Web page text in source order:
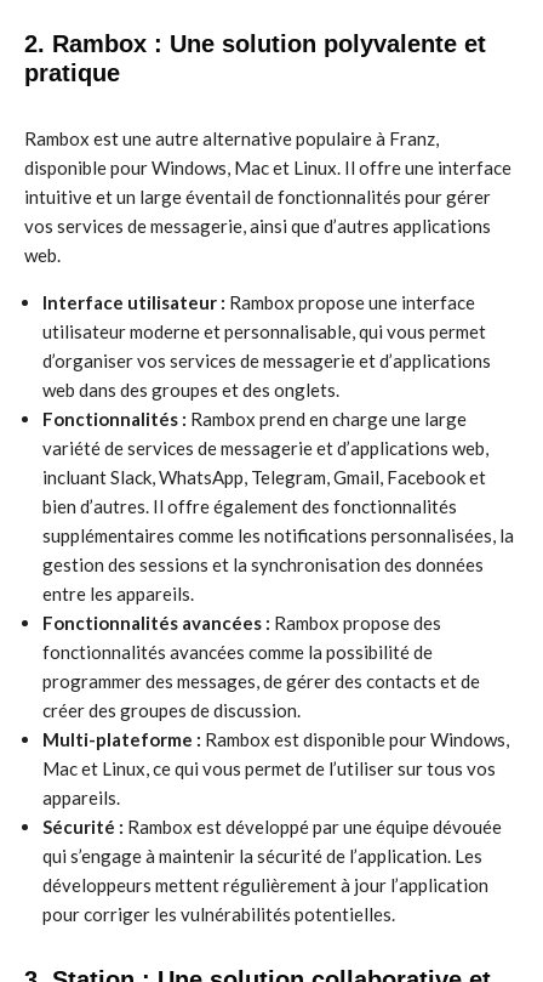
2. Rambox : Une solution polyvalente et
pratique
Rambox est une autre alternative populaire à Franz,
disponible pour Windows, Mac et Linux. Il offre une interface
intuitive et un large éventail de fonctionnalités pour gérer
vos services de messagerie, ainsi que d’autres applications
web.
Interface utilisateur : Rambox propose une interface
utilisateur moderne et personnalisable, qui vous permet
d’organiser vos services de messagerie et d’applications
web dans des groupes et des onglets.
Fonctionnalités : Rambox prend en charge une large
variété de services de messagerie et d’applications web,
incluant Slack, WhatsApp, Telegram, Gmail, Facebook et
bien d’autres. Il offre également des fonctionnalités
supplémentaires comme les notifications personnalisées, la
gestion des sessions et la synchronisation des données
entre les appareils.
Fonctionnalités avancées : Rambox propose des
fonctionnalités avancées comme la possibilité de
programmer des messages, de gérer des contacts et de
créer des groupes de discussion.
Multi-plateforme : Rambox est disponible pour Windows,
Mac et Linux, ce qui vous permet de l’utiliser sur tous vos
appareils.
Sécurité : Rambox est développé par une équipe dévouée
qui s’engage à maintenir la sécurité de l’application. Les
développeurs mettent régulièrement à jour l’application
pour corriger les vulnérabilités potentielles.